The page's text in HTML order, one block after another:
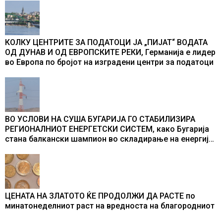
промени текот на историјата
КОЛКУ ЦЕНТРИТЕ ЗА ПОДАТОЦИ ЈА „ПИЈАТ“ ВОДАТА
ОД ДУНАВ И ОД ЕВРОПСКИТЕ РЕКИ, Германија е лидер
во Европа по бројот на изградени центри за податоци
ВО УСЛОВИ НА СУША БУГАРИЈА ГО СТАБИЛИЗИРА
РЕГИОНАЛНИОТ ЕНЕРГЕТСКИ СИСТЕМ, како Бугарија
стана балкански шампион во складирање на енергија
ЦЕНАТА НА ЗЛАТОТО ЌЕ ПРОДОЛЖИ ДА РАСТЕ по
минатонеделниот раст на вредноста на благородниот